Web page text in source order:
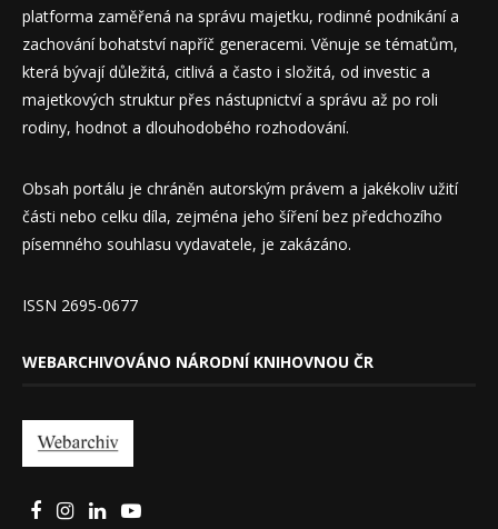
platforma zaměřená na správu majetku, rodinné podnikání a
zachování bohatství napříč generacemi. Věnuje se tématům,
která bývají důležitá, citlivá a často i složitá, od investic a
majetkových struktur přes nástupnictví a správu až po roli
rodiny, hodnot a dlouhodobého rozhodování.
Obsah portálu je chráněn autorským právem a jakékoliv užití
části nebo celku díla, zejména jeho šíření bez předchozího
písemného souhlasu vydavatele, je zakázáno.
ISSN 2695-0677
WEBARCHIVOVÁNO NÁRODNÍ KNIHOVNOU ČR